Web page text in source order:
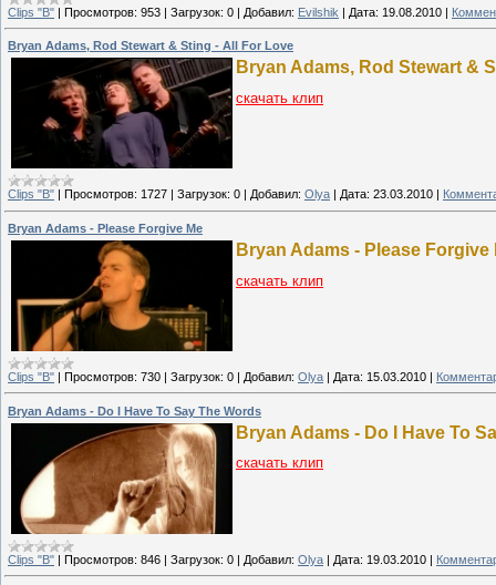
Clips "B" | Просмотров: 953 | Загрузок: 0 | Добавил: Evilshik | Дата: 19.08.2010 |
Bryan Adams, Rod Stewart & Sting - All For Love
Bryan Adams, Rod Stewart &
скачать клип
Clips "B" Просмотров: 1727 Загрузок: 0 Добавил: Olya Дата: 23.03.2010
Bryan Adams - Please Forgive Me
Bryan Adams - Please Forgive
скачать клип
Clips "B" | Просмотров: 730 | Загрузок: 0 | Добавил: Olya | Дата: 15.03.2010 |
Bryan Adams - Do I Have To Say The Words
Bryan Adams - Do I Have To
скачать клип
Clips "B" | Просмотров: 846 | Загрузок: 0 | Добавил: Olya | Дата: 19.03.2010 |